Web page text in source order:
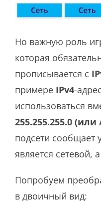
Но важную роль
которая
прописывается с
примере IPv4-адрес
использоваться
255.255.255.0 (или
подсети сообщает
является сетевой,
Попробуем
в двоичный вид: